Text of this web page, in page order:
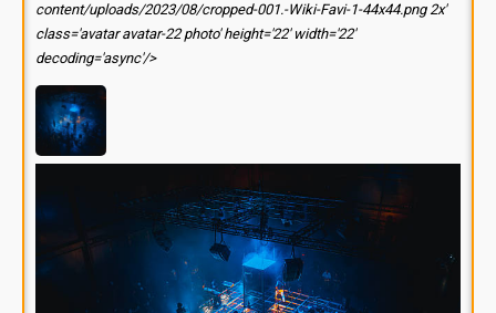
content/uploads/2023/08/cropped-001.-Wiki-Favi-1-44x44.png 2x'
class='avatar avatar-22 photo' height='22' width='22'
decoding='async'/>